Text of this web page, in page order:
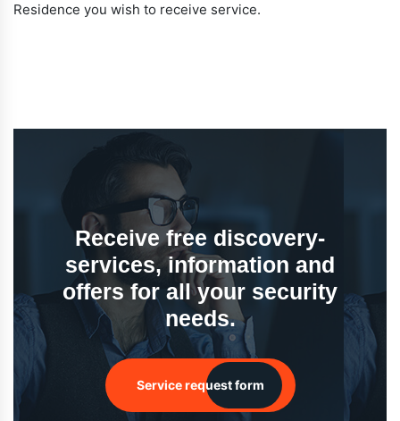
Residence you wish to receive service.
Receive free discovery-
services, information and
offers for all your security
needs.
Service request form